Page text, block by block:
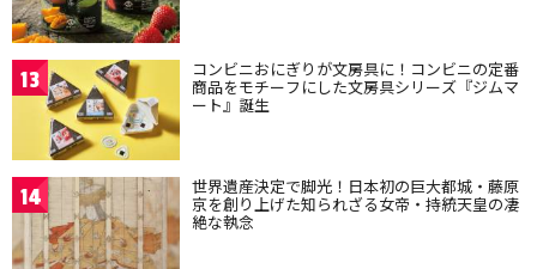
13 コンビニおにぎりが文房具に！コンビニの定番
商品をモチーフにした文房具シリーズ『ジムマ
ート』誕生
14 世界遺産決定で脚光！日本初の巨大都城・藤原
京を創り上げた知られざる女帝・持統天皇の凄
絶な執念